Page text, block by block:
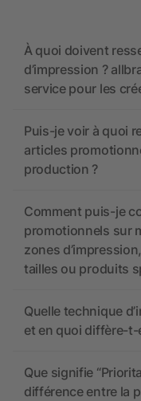
À quoi doivent
d’impression ?
service pour les
Puis-je voir à quoi
articles
production ?
Comment puis-je
promotionnels sur
zones
tailles ou produits
Quelle technique
et en quoi diffère-t-
Que signifie
différence entre la